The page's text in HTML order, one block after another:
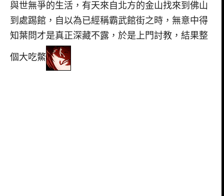
與世無爭的生活，有天來自北方的金山找來到佛山
到處踢館，自以為已經稱霸武館街之時，無意中得
知葉問才是真正深藏不露，於是上門討教，結果整
個大吃鱉